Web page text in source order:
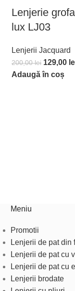
Lenjerie
lux LJ03
Lenjerii Jacquard
200,00lei 129,00
Adaugă în coș
Meniu
Promotii
Lenjerii de pat din
Lenjerii de pat cu
Lenjerii de pat cu
Lenjerii brodate